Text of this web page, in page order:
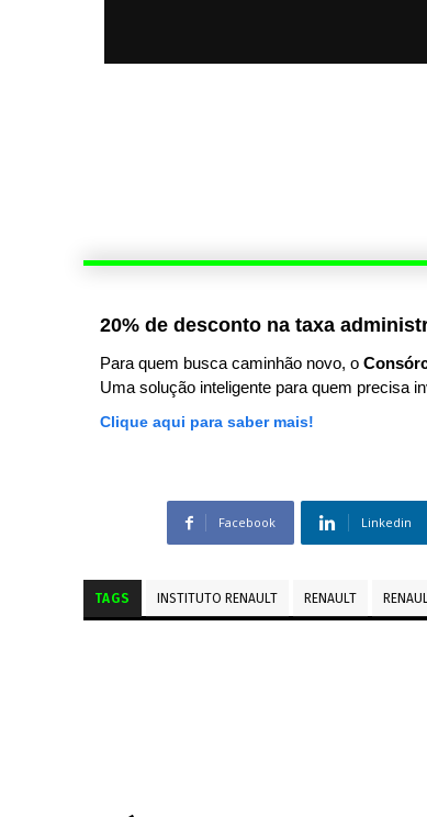
20% de desconto na taxa
Para quem busca caminhão novo, o
Uma solução inteligente para quem precisa
Clique aqui para saber mais!
Facebook Linkedin
TAGS INSTITUTO RENAULT RENAULT